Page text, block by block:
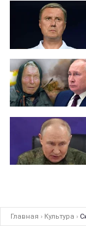
Главная › Культура ›